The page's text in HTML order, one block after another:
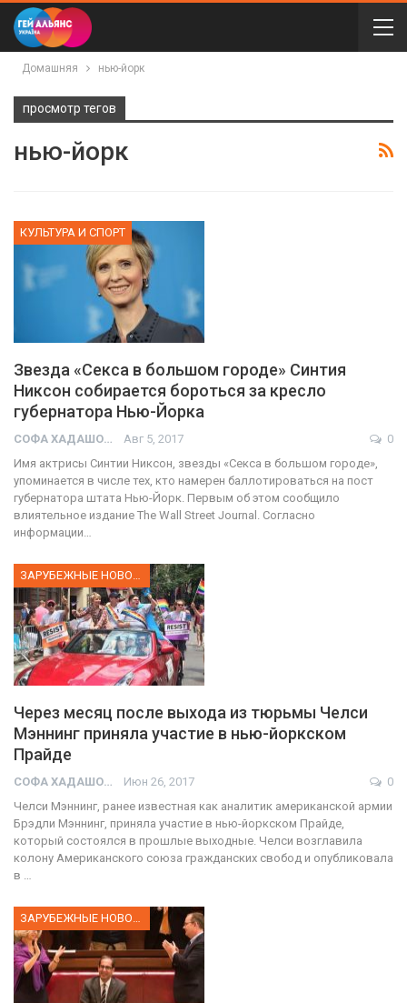
Домашняя нью-йорк
просмотр тегов
нью-йорк
КУЛЬТУРА И СПОРТ
Звезда «Секса в большом городе» Синтия
Никсон собирается бороться за кресло
губернатора Нью-Йорка
СОФА ХАДАШОТ Авг 5, 2017
0
Имя актрисы Синтии Никсон, звезды «Секса в большом городе»,
упоминается в числе тех, кто намерен баллотироваться на пост
губернатора штата Нью-Йорк. Первым об этом сообщило
влиятельное издание The Wall Street Journal. Согласно
информации…
ЗАРУБЕЖНЫЕ НОВОСТИ
Через месяц после выхода из тюрьмы Челси
Мэннинг приняла участие в нью-йоркском
Прайде
СОФА ХАДАШОТ Июн 26, 2017
0
Челси Мэннинг, ранее известная как аналитик американской армии
Брэдли Мэннинг, приняла участие в нью-йоркском Прайде,
который состоялся в прошлые выходные. Челси возглавила
колону Американского союза гражданских свобод и опубликовала
в …
ЗАРУБЕЖНЫЕ НОВОСТИ